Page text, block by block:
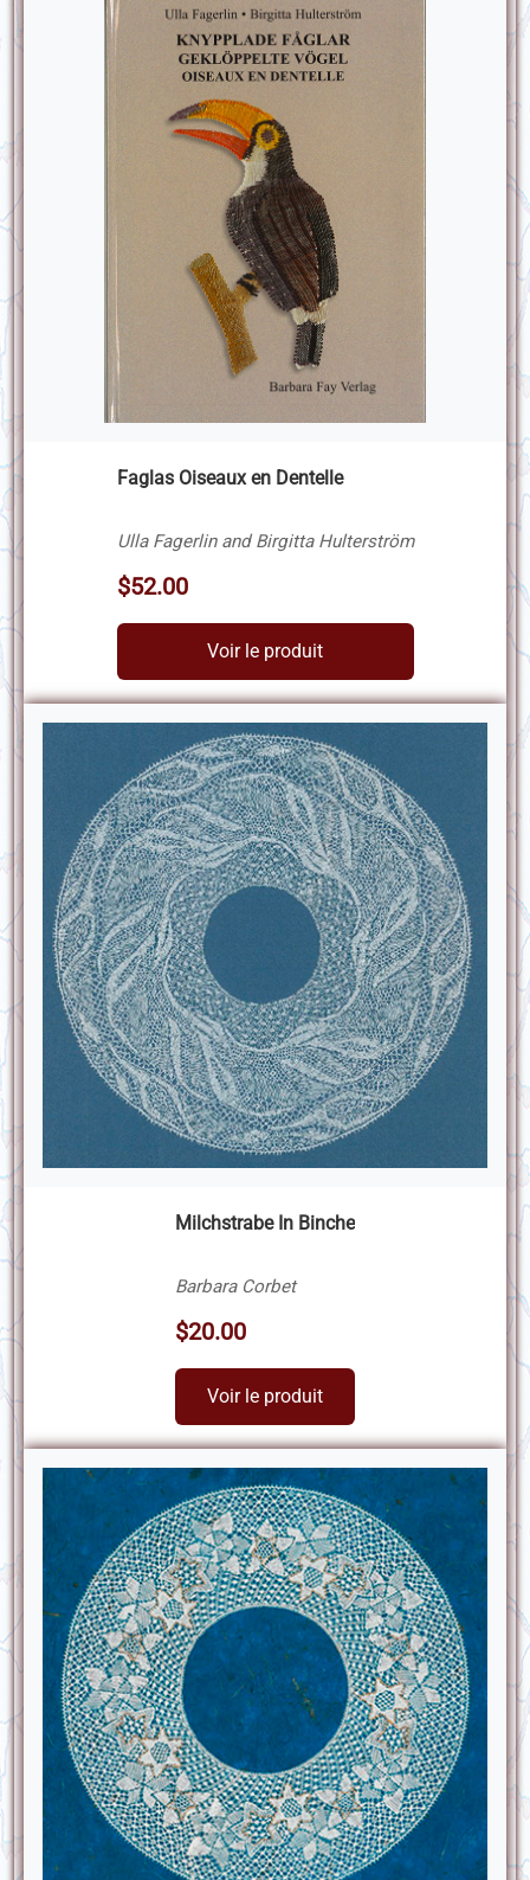
Faglas Oiseaux en Dentelle
Ulla Fagerlin and Birgitta Hulterström
$52.00
Voir le produit
Milchstrabe In Binche
Barbara Corbet
$20.00
Voir le produit